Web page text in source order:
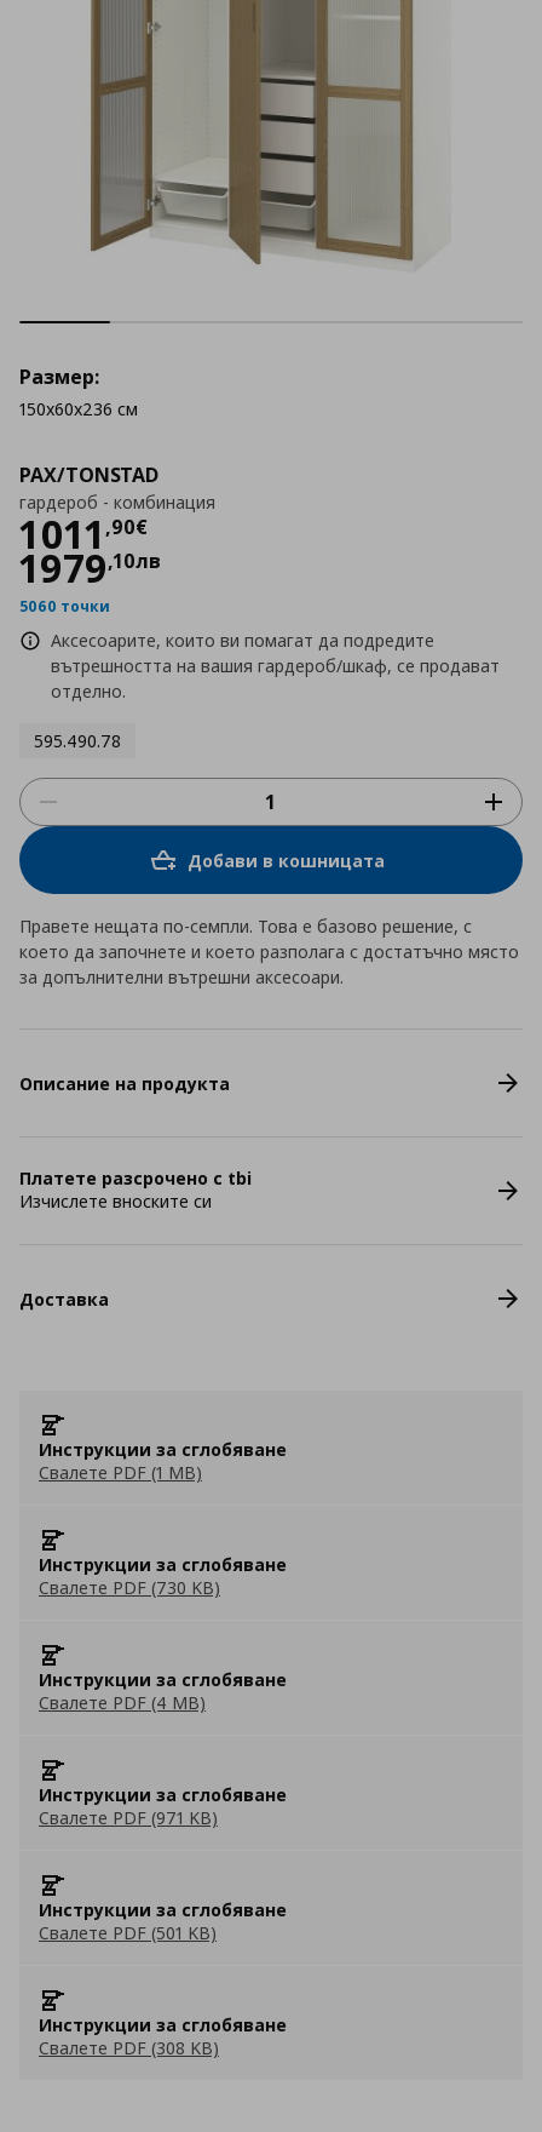
PAX/TONSTAD
гардероб - комбинация
1011 ,90€
Цена1011,90 €
1979,10лв
5060 точки
Аксесоарите, които ви помагат да подредите
вътрешността на вашия гардероб/шкаф, се продават
отделно.
595.490.78
Размер:
150x60x236 см
Добави в кошницата
Правете нещата по-семпли. Това е базово решение, с
което да започнете и което разполага с достатъчно място
за допълнителни вътрешни аксесоари.
Описание на продукта
Платете разсрочено с tbi
Изчислете вноските си
Доставка
Инструкции за сглобяване
Свалете PDF (1 MB)
Инструкции за сглобяване
Свалете PDF (730 KB)
Инструкции за сглобяване
Свалете PDF (4 MB)
Инструкции за сглобяване
Свалете PDF (971 KB)
Инструкции за сглобяване
Свалете PDF (501 KB)
Инструкции за сглобяване
Свалете PDF (308 KB)